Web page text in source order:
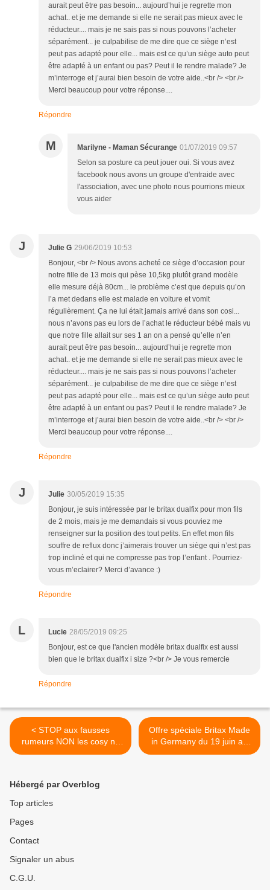
aurait peut être pas besoin... aujourd’hui je regrette mon
achat.. et je me demande si elle ne serait pas mieux avec le
réducteur.... mais je ne sais pas si nous pouvons l’acheter
séparément... je culpabilise de me dire que ce siège n’est
peut pas adapté pour elle... mais est ce qu’un siège auto peut
être adapté à un enfant ou pas? Peut il le rendre malade? Je
m’interroge et j’aurai bien besoin de votre aide..<br /> <br />
Merci beaucoup pour votre réponse....
Répondre
M Marilyne - Maman Sécurange 01/07/2019 09:57
Selon sa posture ca peut jouer oui. Si vous avez
facebook nous avons un groupe d'entraide avec
l'association, avec une photo nous pourrions mieux
vous aider
J Julie G 29/06/2019 10:53
Bonjour, <br /> Nous avons acheté ce siège d’occasion pour
notre fille de 13 mois qui pèse 10,5kg plutôt grand modèle
elle mesure déjà 80cm... le problème c’est que depuis qu’on
l’a met dedans elle est malade en voiture et vomit
régulièrement. Ça ne lui était jamais arrivé dans son cosi...
nous n’avons pas eu lors de l’achat le réducteur bébé mais vu
que notre fille allait sur ses 1 an on a pensé qu’elle n’en
aurait peut être pas besoin... aujourd’hui je regrette mon
achat.. et je me demande si elle ne serait pas mieux avec le
réducteur.... mais je ne sais pas si nous pouvons l’acheter
séparément... je culpabilise de me dire que ce siège n’est
peut pas adapté pour elle... mais est ce qu’un siège auto peut
être adapté à un enfant ou pas? Peut il le rendre malade? Je
m’interroge et j’aurai bien besoin de votre aide..<br /> <br />
Merci beaucoup pour votre réponse....
Répondre
J Julie 30/05/2019 15:35
Bonjour, je suis intéressée par le britax dualfix pour mon fils
de 2 mois, mais je me demandais si vous pouviez me
renseigner sur la position des tout petits. En effet mon fils
souffre de reflux donc j’aimerais trouver un siège qui n’est pas
trop incliné et qui ne compresse pas trop l’enfant . Pourriez-
vous m’eclairer? Merci d’avance :)
Répondre
L Lucie 28/05/2019 09:25
Bonjour, est ce que l'ancien modèle britax dualfix est aussi
bien que le britax dualfix i size ?<br /> Je vous remercie
Répondre
< STOP aux fausses
rumeurs NON les cosy ne
tuent pas les enfants quand
Offre spéciale Britax Made
in Germany du 19 juin au
18 juillet jusqu'à 50€
Hébergé par Overblog
Top articles
Pages
Contact
Signaler un abus
C.G.U.